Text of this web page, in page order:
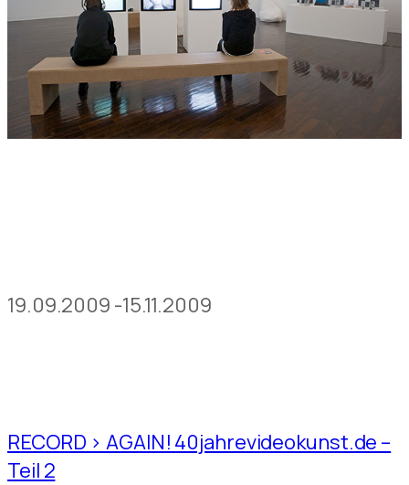
19.09.2009 -15.11.2009
RECORD > AGAIN! 40jahrevideokunst.de –
Teil 2